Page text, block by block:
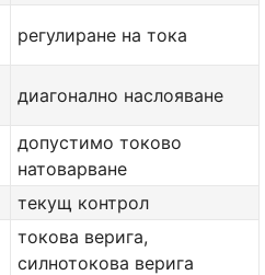
регулиране на тока
диагонално наслояване
допустимо токово
натоварване
текущ контрол
токова верига,
силнотокова верига